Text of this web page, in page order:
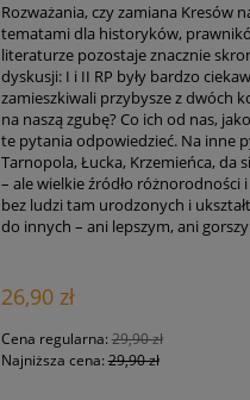
Rozważania, czy zamiana Kresów
tematami dla historyków,
literaturze pozostaje znacznie
dyskusji: I i II RP były bardzo
zamieszkiwali przybysze z dwóch
na naszą zgubę? Co ich od nas,
te pytania odpowiedzieć. Na inne
Tarnopola, Łucka, Krzemieńca, da
– ale wielkie źródło różnorodności
bez ludzi tam urodzonych i
do innych – ani lepszym, ani
26,90 zł
Cena regularna: 29,90 zł
Najniższa cena:29,90 zł